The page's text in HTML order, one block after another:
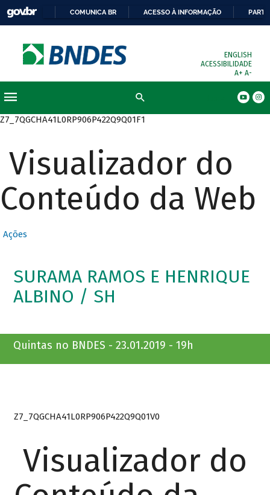
COMUNICA BR ACESSO À INFORMAÇÃO
ENGLISH
ACESSIBILIDADE
A+ A-
Z7_7QGCHA41L0RP906P422Q9Q01F1
Visualizador do
Conteúdo da Web
Ações
SURAMA RAMOS E HENRIQUE
ALBINO / SH
Quintas no BNDES - 23.01.2019 - 19h
Z7_7QGCHA41L0RP906P422Q9Q01V0
Visualizador do